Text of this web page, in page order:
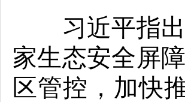
习近平指出
家生态安全屏
区管控，加快